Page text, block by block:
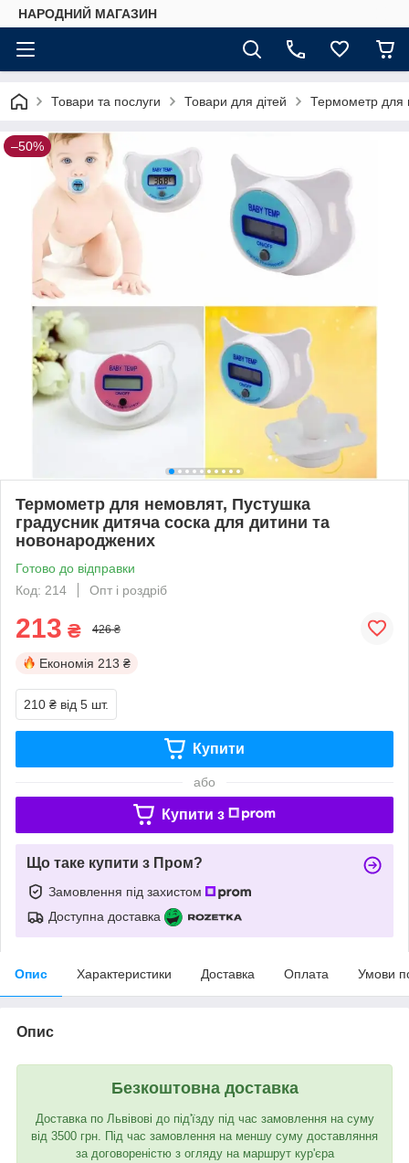
НАРОДНИЙ МАГАЗИН
Товари та послуги Товари для дітей Термометр для
–50%
Термометр для немовлят, Пустушка
градусник дитяча соска для дитини та
новонароджених
Готово до відправки
Код: 214
Опт і роздріб
213 ₴ 426 ₴
Економія 213 ₴
210 ₴ від 5 шт.
Купити
або
Купити з
Що таке купити з Пром?
Замовлення під захистом
Доступна доставка
Опис Характеристики Доставка Оплата Умови
Опис
Безкоштовна доставка
Доставка по Львівові до під'їзду під час замовлення на суму
від 3500 грн. Під час замовлення на меншу суму доставляння
за договореністю з огляду на маршрут кур'єра